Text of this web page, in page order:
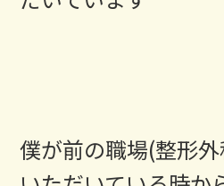
僕が前の職場(整形